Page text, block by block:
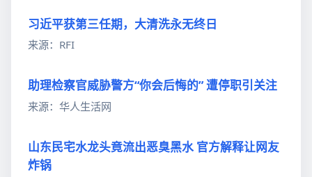
习近平获第三任期，大清洗永无终日
来源：RFI
助理检察官威胁警方“你会后悔的” 遭停职引关注
来源：华人生活网
山东民宅水龙头竟流出恶臭黑水 官方解释让网友
炸锅